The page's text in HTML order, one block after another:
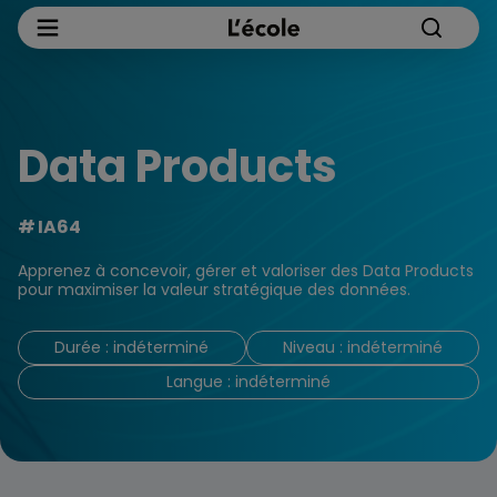
Data Products
IA64
Apprenez à concevoir, gérer et valoriser des Data Products
pour maximiser la valeur stratégique des données.
Durée : indéterminé
Niveau : indéterminé
Langue : indéterminé